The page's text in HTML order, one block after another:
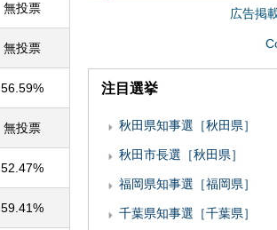
無投票
無投票
56.59%
無投票
52.47%
59.41%
広告掲
注目選挙
秋田県知事選［秋田県］
秋田市長選［秋田県］
福岡県知事選［福岡県］
千葉県知事選［千葉県］